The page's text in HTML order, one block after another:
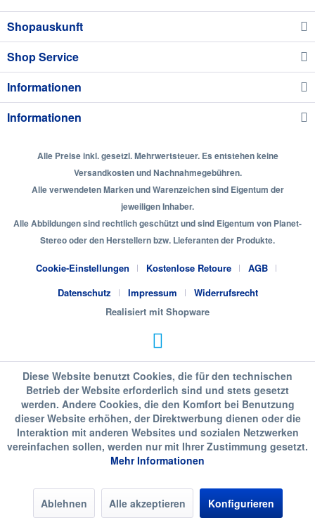
Shopauskunft
Shop Service
Informationen
Informationen
Alle Preise inkl. gesetzl. Mehrwertsteuer. Es entstehen keine
Versandkosten und Nachnahmegebühren.
Alle verwendeten Marken und Warenzeichen sind Eigentum der
jeweiligen Inhaber.
Alle Abbildungen sind rechtlich geschützt und sind Eigentum von Planet-
Stereo oder den Herstellern bzw. Lieferanten der Produkte.
Cookie-Einstellungen Kostenlose Retoure
AGB
Datenschutz
Impressum
Widerrufsrecht
Realisiert mit Shopware
Diese Website benutzt Cookies, die für den technischen
Betrieb der Website erforderlich sind und stets gesetzt
werden. Andere Cookies, die den Komfort bei Benutzung
dieser Website erhöhen, der Direktwerbung dienen oder die
Interaktion mit anderen Websites und sozialen Netzwerken
vereinfachen sollen, werden nur mit Ihrer Zustimmung gesetzt.
Mehr Informationen
Ablehnen Alle akzeptieren Konfigurieren